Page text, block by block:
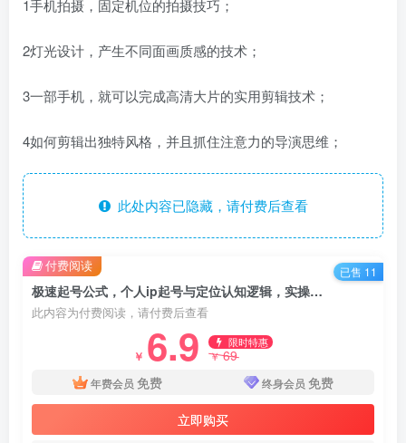
1手机拍摄，固定机位的拍摄技巧；
2灯光设计，产生不同面画质感的技术；
3一部手机，就可以完成高清大片的实用剪辑技术；
4如何剪辑出独特风格，并且抓住注意力的导演思维；
此处内容已隐藏，请付费后查看
极速起号公式，个人ip起号与定位认知逻辑，实操干货分享
此内容为付费阅读，请付费后查看
￥ 6.9 限时特惠
￥69
年费会员 免费 终身会员 免费
立即购买
付费阅读 已售 11